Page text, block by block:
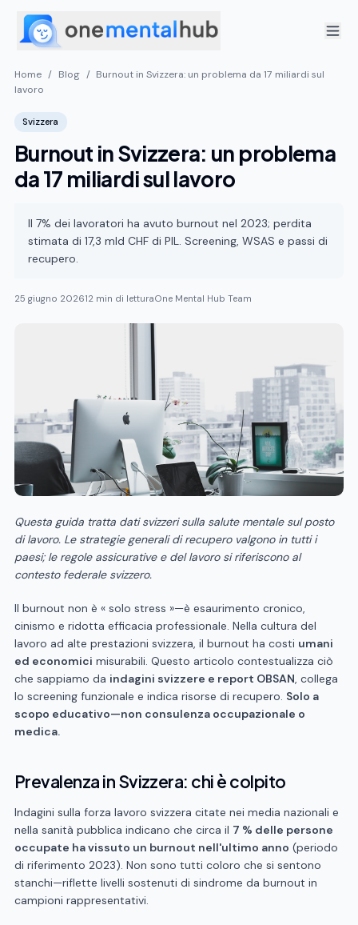
Home / Blog / Burnout in Svizzera: un problema da 17 miliardi sul
lavoro
Svizzera
Burnout in Svizzera: un problema
da 17 miliardi sul lavoro
Il 7% dei lavoratori ha avuto burnout nel 2023; perdita
stimata di 17,3 mld CHF di PIL. Screening, WSAS e passi di
recupero.
25 giugno 202612 min di letturaOne Mental Hub Team
Questa guida tratta dati svizzeri sulla salute mentale sul posto
di lavoro. Le strategie generali di recupero valgono in tutti i
paesi; le regole assicurative e del lavoro si riferiscono al
contesto federale svizzero.
Il burnout non è « solo stress »—è esaurimento cronico,
cinismo e ridotta efficacia professionale. Nella cultura del
lavoro ad alte prestazioni svizzera, il burnout ha costi umani
ed economici misurabili. Questo articolo contestualizza ciò
che sappiamo da indagini svizzere e report OBSAN, collega
lo screening funzionale e indica risorse di recupero. Solo a
scopo educativo—non consulenza occupazionale o
medica.
Prevalenza in Svizzera: chi è colpito
Indagini sulla forza lavoro svizzera citate nei media nazionali e
nella sanità pubblica indicano che circa il 7 % delle persone
occupate ha vissuto un burnout nell'ultimo anno (periodo
di riferimento 2023). Non sono tutti coloro che si sentono
stanchi—riflette livelli sostenuti di sindrome da burnout in
campioni rappresentativi.